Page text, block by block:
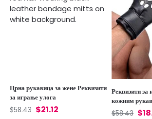
Црна рукавица за жене Реквизити
за играње улога
$58.43 $21.12
Реквизити за
кожним
$58.43 $